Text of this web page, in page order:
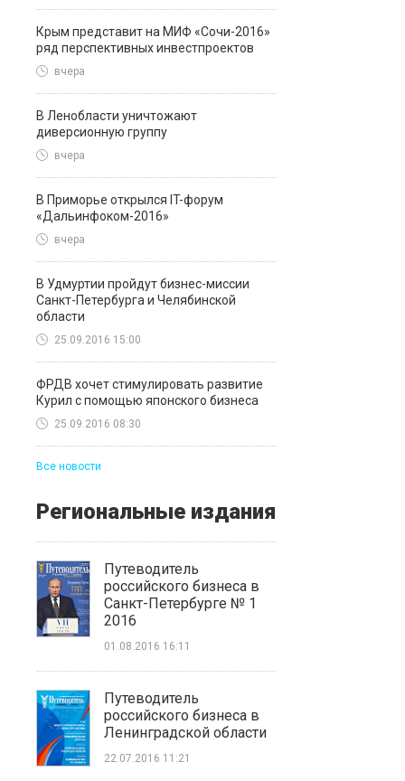
Крым представит на МИФ «Сочи-2016»
ряд перспективных инвестпроектов
вчера
В Ленобласти уничтожают
диверсионную группу
вчера
В Приморье открылся IT-форум
«Дальинфоком-2016»
вчера
В Удмуртии пройдут бизнес-миссии
Санкт-Петербурга и Челябинской
области
25.09.2016 15:00
ФРДВ хочет стимулировать развитие
Курил с помощью японского бизнеса
25.09.2016 08:30
Все новости
Региональные издания
Путеводитель
российского бизнеса в
Санкт-Петербурге № 1
2016
01.08.2016 16:11
Путеводитель
российского бизнеса в
Ленинградской области
22.07.2016 11:21